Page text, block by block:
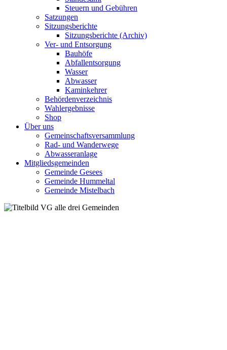
Steuern und Gebühren
Satzungen
Sitzungsberichte
Sitzungsberichte (Archiv)
Ver- und Entsorgung
Bauhöfe
Abfallentsorgung
Wasser
Abwasser
Kaminkehrer
Behördenverzeichnis
Wahlergebnisse
Shop
Über uns
Gemeinschaftsversammlung
Rad- und Wanderwege
Abwasseranlage
Mitgliedsgemeinden
Gemeinde Gesees
Gemeinde Hummeltal
Gemeinde Mistelbach